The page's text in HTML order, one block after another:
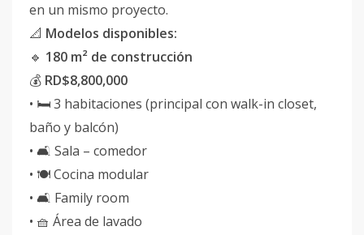
en un mismo proyecto.
📐 Modelos disponibles:
🔹 180 m² de construcción
💰 RD$8,800,000
• 🛏️ 3 habitaciones (principal con walk-in closet,
baño y balcón)
• 🛋️ Sala – comedor
• 🍽️ Cocina modular
• 🛋️ Family room
• 🧺 Área de lavado